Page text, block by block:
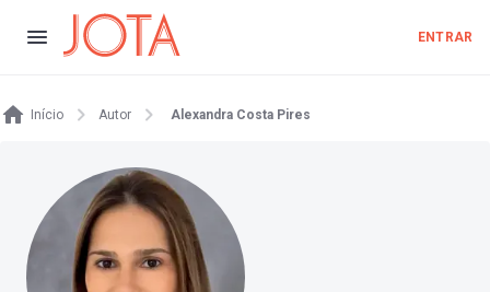
ENTRAR
Início Autor Alexandra Costa Pires